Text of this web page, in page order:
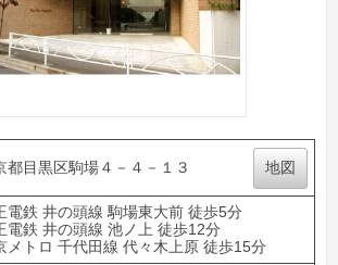
都目黒区駒場４－４－１３ 地図
電鉄 井の頭線 駒場東大前 徒歩5分
電鉄 井の頭線 池ノ上 徒歩12分
メトロ 千代田線 代々木上原 徒歩15分